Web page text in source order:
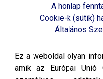
A honlap
Cookie-k (sütik)
Általános
Ez a weboldal olyan
amik az Európai Unió